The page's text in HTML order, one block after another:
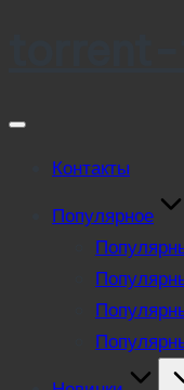
Контакты
Популярное